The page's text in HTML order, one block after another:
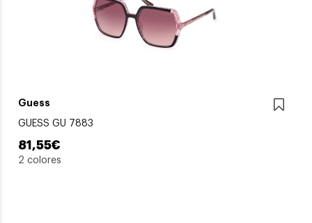
Guess
GUESS GU 7883
81,55€
2 colores